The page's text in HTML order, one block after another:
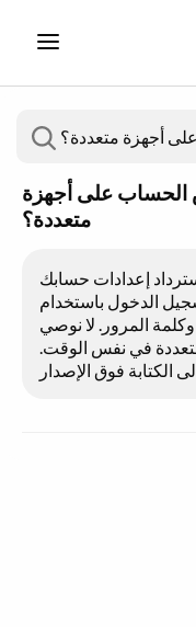
الحساب على أجهزة
متعددة؟
إعدادات حسابك
الدخول باستخدام
المرور. لا نوصي
في نفس الوقت.